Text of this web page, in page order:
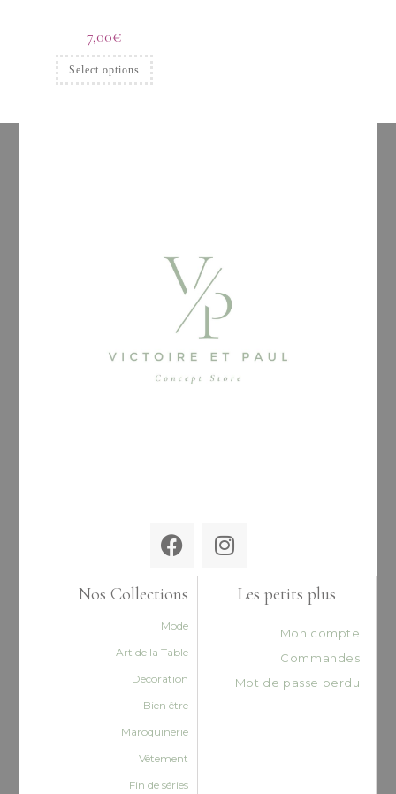
7,00€
Select options
Nos Collections
Mode
Art de la Table
Decoration
Bien être
Maroquinerie
Vêtement
Fin de séries
Les petits plus
Mon compte
Commandes
Mot de passe perdu